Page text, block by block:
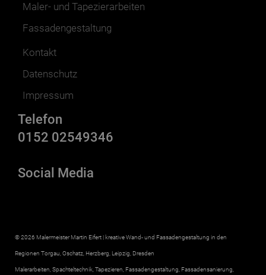
Maler- und Tapezierarbeiten
Fassadengestaltung
Kontakt
Datenschutz
Impressum
Telefon
0152 02549346
Social Media
© 2026 Malermeister Martin Eifert | kreative Wand- und Fassadengestaltung in den
Regionen Torgau, Oschatz, Herzberg, Leipzig, Dresden
Malerarbeiten, Spachteltechnik, Tapezieren, Fassadengestaltung, Fassadensanierung,